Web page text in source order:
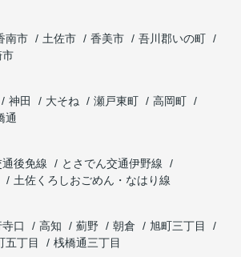
南市 土佐市 香美市
吾川郡いの町
市
神田 大そね 瀬戸東町
高岡町
通
後免線
とさでん交通伊野線
土佐くろしおごめん・なはり線
口 高知 薊野 朝倉
旭町三丁目
五丁目 桟橋通三丁目